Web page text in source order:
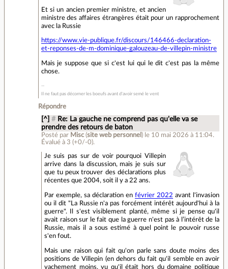
Et si un ancien premier ministre, et ancien
ministre des affaires étrangères était pour un rapprochement
avec la Russie
https://www.vie-publique.fr/discours/146466-declaration-
et-reponses-de-m-dominique-galouzeau-de-villepin-ministre
Mais je suppose que si c'est lui qui le dit c'est pas la même
chose.
Il ne faut pas décorner les boeufs avant d'avoir semé le vent
Répondre
[^] # Re: La gauche ne comprend pas qu'elle va se
prendre des retours de baton
Posté par Misc(site web personnel ) le 10 mai 2026 à 11:04.
Évalué à 3 (+0/-0).
Je suis pas sur de voir pourquoi Villepin
arrive dans la discussion, mais je suis sur
que tu peux trouver des déclarations plus
récentes que 2004, soit il y a 22 ans.
Par exemple, sa déclaration en février 2022 avant l'invasion
ou il dit "La Russie n'a pas forcément intérêt aujourd'hui à la
guerre". Il s'est visiblement planté, même si je pense qu'il
avait raison sur le fait que la guerre n'est pas à l’intérêt de la
Russie, mais il a sous estimé à quel point le pouvoir russe
s'en fout.
Mais une raison qui fait qu'on parle sans doute moins des
positions de Villepin (en dehors du fait qu'il semble en avoir
vachement moins, vu qu'il était hors du domaine politique